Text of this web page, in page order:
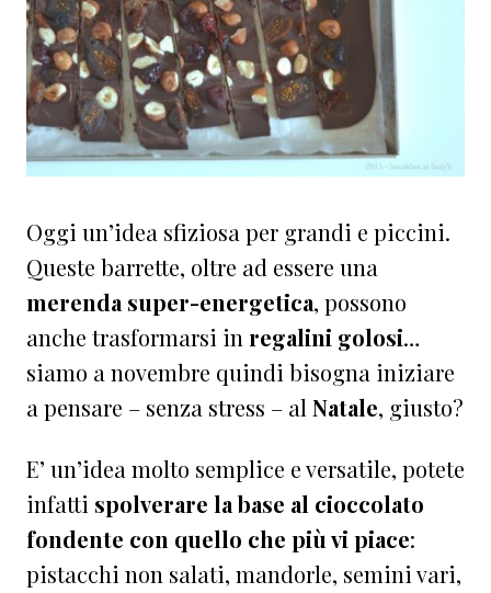
Oggi un’idea sfiziosa per grandi e piccini.
Queste barrette, oltre ad essere una
merenda super-energetica, possono
anche trasformarsi in regalini golosi…
siamo a novembre quindi bisogna iniziare
a pensare – senza stress – al Natale, giusto?
E’ un’idea molto semplice e versatile, potete
infatti spolverare la base al cioccolato
fondente con quello che più vi piace:
pistacchi non salati, mandorle, semini vari,